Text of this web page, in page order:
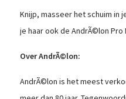
Knijp, masseer het schuim in
je haar ook de AndrÃ©lon Pro
Over AndrÃ©lon:
AndrÃ©lon is het meest